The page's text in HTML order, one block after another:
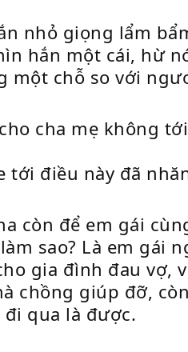
nhỏ giọng lẩm
hắn một cái, hừ
một chỗ so với
cha mẹ không
tới điều này đã
còn để em gái
sao? Là em gái
gia đình đau vợ,
chồng giúp đỡ,
đi qua là được.